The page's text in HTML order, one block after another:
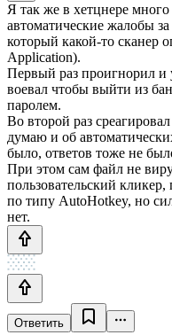
Я так же в хетцнере
автоматические жалобы
который какой-то сканер
Application).
Первый раз проигнорил и
воевал чтобы выйти из
паролем.
Во второй раз
думаю и об
было, ответов тоже не
При этом сам файл не
пользовательский
по типу AutoHotkey, но
нет.
Ответить